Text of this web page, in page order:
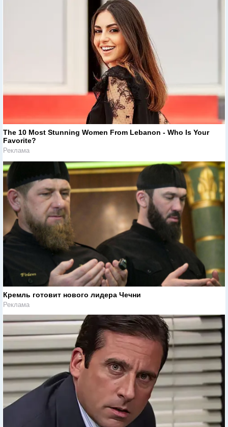
The 10 Most Stunning Women From Lebanon - Who Is Your
Favorite?
Реклама
Кремль готовит нового лидера Чечни
Реклама